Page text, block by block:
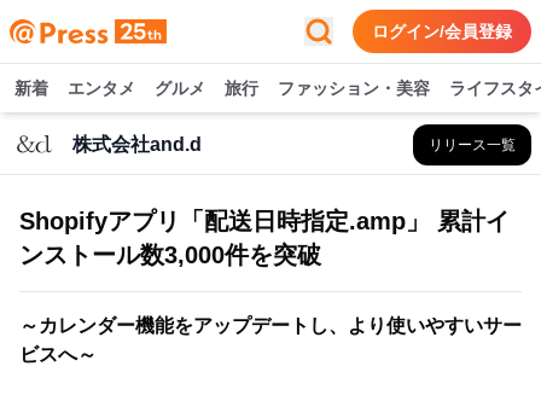
ログイン/会員登録
新着 エンタメ グルメ 旅行 ファッション・美容 ライフスタ
株式会社and.d リリース一覧
Shopifyアプリ「配送日時指定.amp」 累計イ
ンストール数3,000件を突破
～カレンダー機能をアップデートし、より使いやすいサー
ビスへ～